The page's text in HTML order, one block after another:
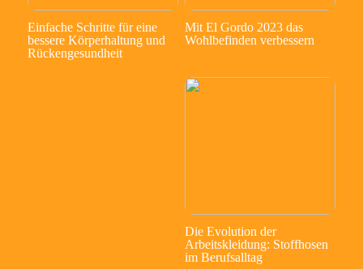
Einfache Schritte für eine
bessere Körperhaltung und
Rückengesundheit
Mit El Gordo 2023 das
Wohlbefinden verbessern
Die Evolution der
Arbeitskleidung: Stoffhosen
im Berufsalltag